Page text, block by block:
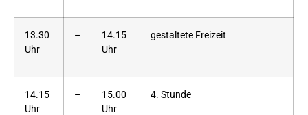
13.30
Uhr
–
14.15
Uhr
gestaltete Freizeit
14.15
Uhr
–
15.00
Uhr
4. Stunde